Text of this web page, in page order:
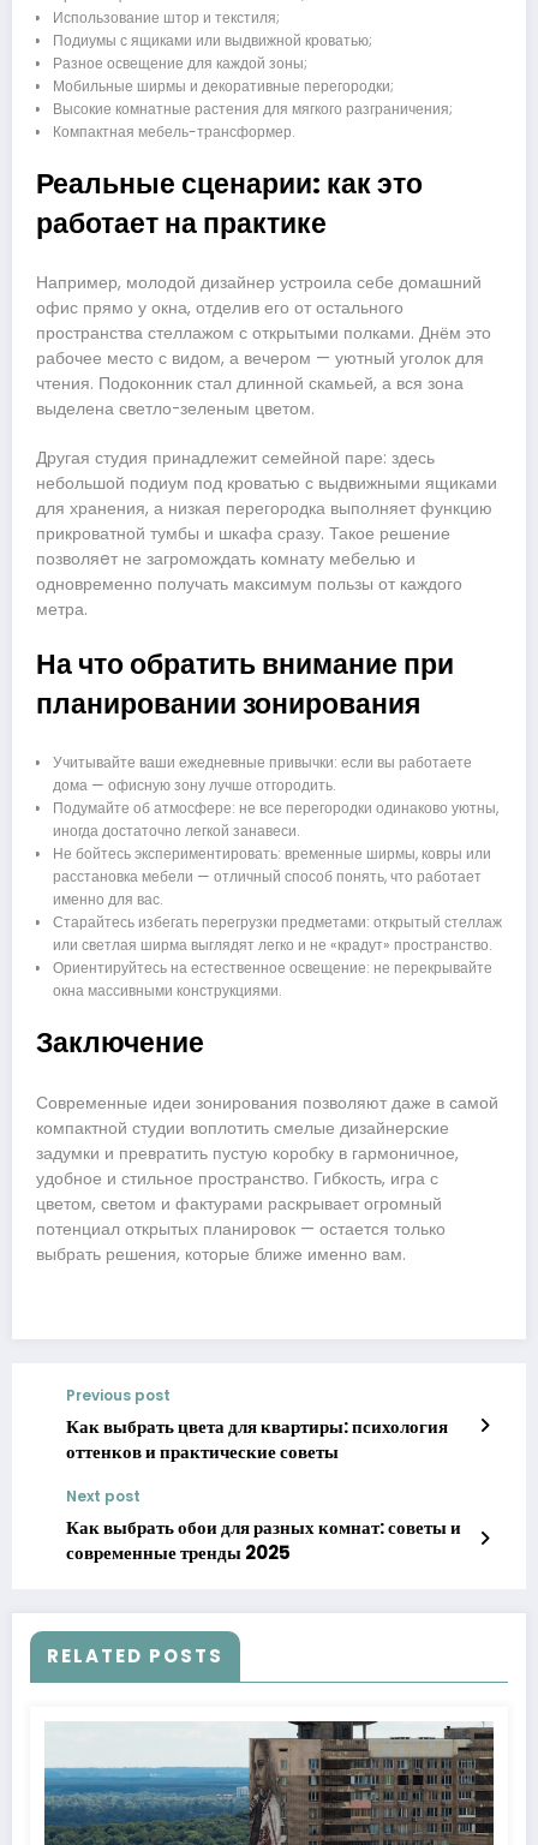
Использование штор и текстиля;
Подиумы с ящиками или выдвижной кроватью;
Разное освещение для каждой зоны;
Мобильные ширмы и декоративные перегородки;
Высокие комнатные растения для мягкого разграничения;
Компактная мебель-трансформер.
Реальные сценарии: как это
работает на практике
Например, молодой дизайнер устроила себе домашний
офис прямо у окна, отделив его от остального
пространства стеллажом с открытыми полками. Днём это
рабочее место с видом, а вечером — уютный уголок для
чтения. Подоконник стал длинной скамьей, а вся зона
выделена светло-зеленым цветом.
Другая студия принадлежит семейной паре: здесь
небольшой подиум под кроватью с выдвижными ящиками
для хранения, а низкая перегородка выполняет функцию
прикроватной тумбы и шкафа сразу. Такое решение
позволяeт не загромождать комнату мебелью и
одновременно получать максимум пользы от каждого
метра.
На что обратить внимание при
планировании зонирования
Учитывайте ваши ежедневные привычки: если вы работаете
дома — офисную зону лучше отгородить.
Подумайте об атмосфере: не все перегородки одинаково уютны,
иногда достаточно легкой занавеси.
Не бойтесь экспериментировать: временные ширмы, ковры или
расстановка мебели — отличный способ понять, что работает
именно для вас.
Старайтесь избегать перегрузки предметами: открытый стеллаж
или светлая ширма выглядят легко и не «крадут» пространство.
Ориентируйтесь на естественное освещение: не перекрывайте
окна массивными конструкциями.
Заключение
Современные идеи зонирования позволяют даже в самой
компактной студии воплотить смелые дизайнерские
задумки и превратить пустую коробку в гармоничное,
удобное и стильное пространство. Гибкость, игра с
цветом, светом и фактурами раскрывает огромный
потенциал открытых планировок — остается только
выбрать решения, которые ближе именно вам.
Previous post
Как выбрать цвета для квартиры: психология
оттенков и практические советы
Next post
Как выбрать обои для разных комнат: советы и
современные тренды 2025
RELATED POSTS